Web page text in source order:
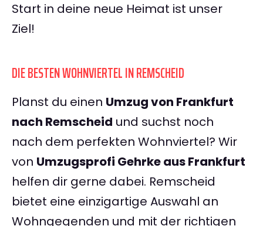
Start in deine neue Heimat ist unser
Ziel!
DIE BESTEN WOHNVIERTEL IN REMSCHEID
Planst du einen Umzug von Frankfurt
nach Remscheid und suchst noch
nach dem perfekten Wohnviertel? Wir
von Umzugsprofi Gehrke aus Frankfurt
helfen dir gerne dabei. Remscheid
bietet eine einzigartige Auswahl an
Wohngegenden und mit der richtigen